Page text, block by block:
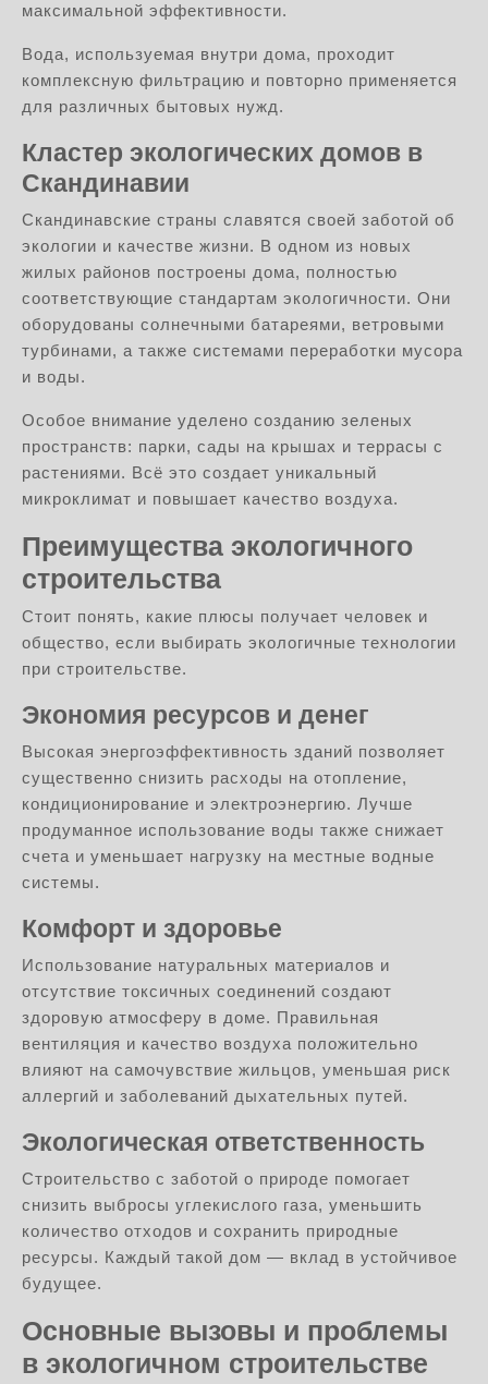
максимальной эффективности.
Вода, используемая внутри дома, проходит
комплексную фильтрацию и повторно применяется
для различных бытовых нужд.
Кластер экологических домов в
Скандинавии
Скандинавские страны славятся своей заботой об
экологии и качестве жизни. В одном из новых
жилых районов построены дома, полностью
соответствующие стандартам экологичности. Они
оборудованы солнечными батареями, ветровыми
турбинами, а также системами переработки мусора
и воды.
Особое внимание уделено созданию зеленых
пространств: парки, сады на крышах и террасы с
растениями. Всё это создает уникальный
микроклимат и повышает качество воздуха.
Преимущества экологичного
строительства
Стоит понять, какие плюсы получает человек и
общество, если выбирать экологичные технологии
при строительстве.
Экономия ресурсов и денег
Высокая энергоэффективность зданий позволяет
существенно снизить расходы на отопление,
кондиционирование и электроэнергию. Лучше
продуманное использование воды также снижает
счета и уменьшает нагрузку на местные водные
системы.
Комфорт и здоровье
Использование натуральных материалов и
отсутствие токсичных соединений создают
здоровую атмосферу в доме. Правильная
вентиляция и качество воздуха положительно
влияют на самочувствие жильцов, уменьшая риск
аллергий и заболеваний дыхательных путей.
Экологическая ответственность
Строительство с заботой о природе помогает
снизить выбросы углекислого газа, уменьшить
количество отходов и сохранить природные
ресурсы. Каждый такой дом — вклад в устойчивое
будущее.
Основные вызовы и проблемы
в экологичном строительстве